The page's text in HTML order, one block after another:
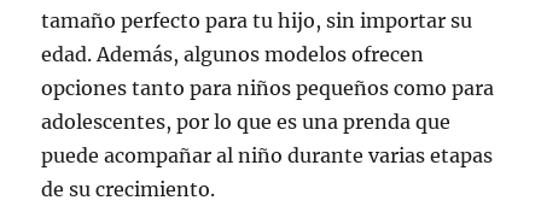
tamaño perfecto para tu hijo, sin importar su
edad. Además, algunos modelos ofrecen
opciones tanto para niños pequeños como para
adolescentes, por lo que es una prenda que
puede acompañar al niño durante varias etapas
de su crecimiento.